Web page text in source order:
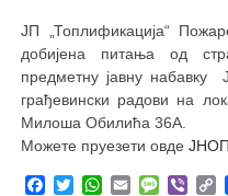
JП „Топлификација“
добијена питања од
предметну јавну
грађевински радови на
Милоша Обилића 36А.
Можете пруезети овде
Facebook
TwitterWhatsApp
Email Viber